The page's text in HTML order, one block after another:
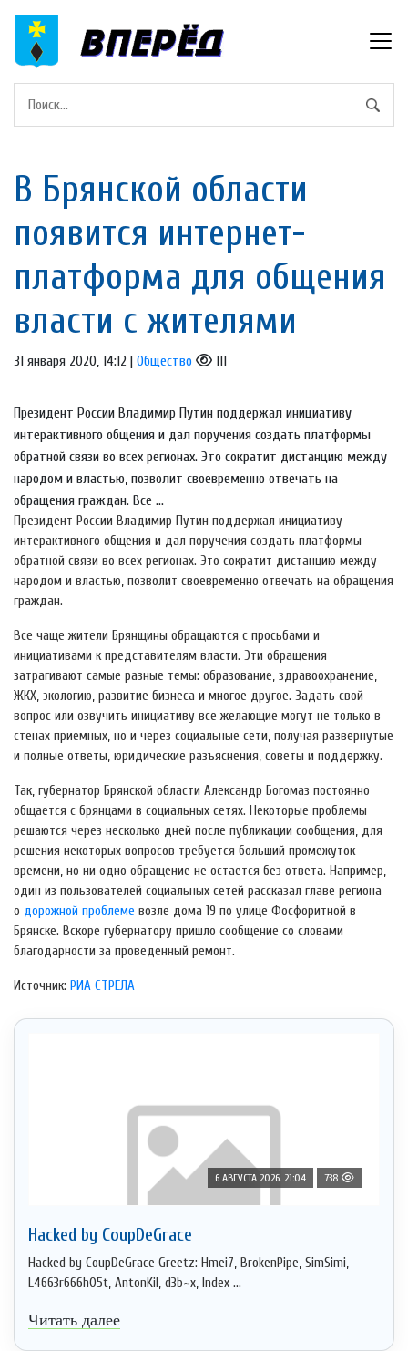
В Брянской области
появится интернет-
платформа для общения
власти с жителями
31 января 2020, 14:12 | Общество 111
Президент России Владимир Путин поддержал инициативу
интерактивного общения и дал поручения создать платформы
обратной связи во всех регионах. Это сократит дистанцию между
народом и властью, позволит своевременно отвечать на
обращения граждан. Все ...
Президент России Владимир Путин поддержал инициативу
интерактивного общения и дал поручения создать платформы
обратной связи во всех регионах. Это сократит дистанцию между
народом и властью, позволит своевременно отвечать на обращения
граждан.
Все чаще жители Брянщины обращаются с просьбами и
инициативами к представителям власти. Эти обращения
затрагивают самые разные темы: образование, здравоохранение,
ЖКХ, экологию, развитие бизнеса и многое другое. Задать свой
вопрос или озвучить инициативу все желающие могут не только в
стенах приемных, но и через социальные сети, получая развернутые
и полные ответы, юридические разъяснения, советы и поддержку.
Так, губернатор Брянской области Александр Богомаз постоянно
общается с брянцами в социальных сетях. Некоторые проблемы
решаются через несколько дней после публикации сообщения, для
решения некоторых вопросов требуется больший промежуток
времени, но ни одно обращение не остается без ответа. Например,
один из пользователей социальных сетей рассказал главе региона
о дорожной проблеме возле дома 19 по улице Фосфоритной в
Брянске. Вскоре губернатору пришло сообщение со словами
благодарности за проведенный ремонт.
Источник: РИА СТРЕЛА
6 АВГУСТА 2026, 21:04 738
Hacked by CoupDeGrace
Hacked by CoupDeGrace Greetz: Hmei7, BrokenPipe, SimSimi,
L4663r666h05t, AntonKil, d3b~x, Index ...
Читать далее